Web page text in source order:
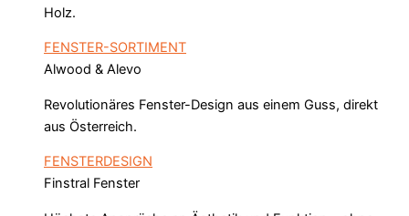
Holz.
FENSTER-SORTIMENT
Alwood & Alevo
Revolutionäres Fenster-Design aus einem Guss, direkt
aus Österreich.
FENSTERDESIGN
Finstral Fenster